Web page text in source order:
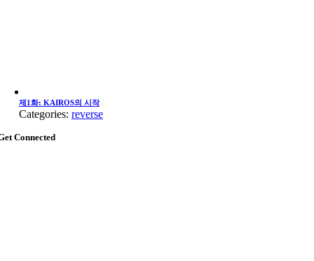
제1화: KAIROS의 시작
Categories: reverse
Connected